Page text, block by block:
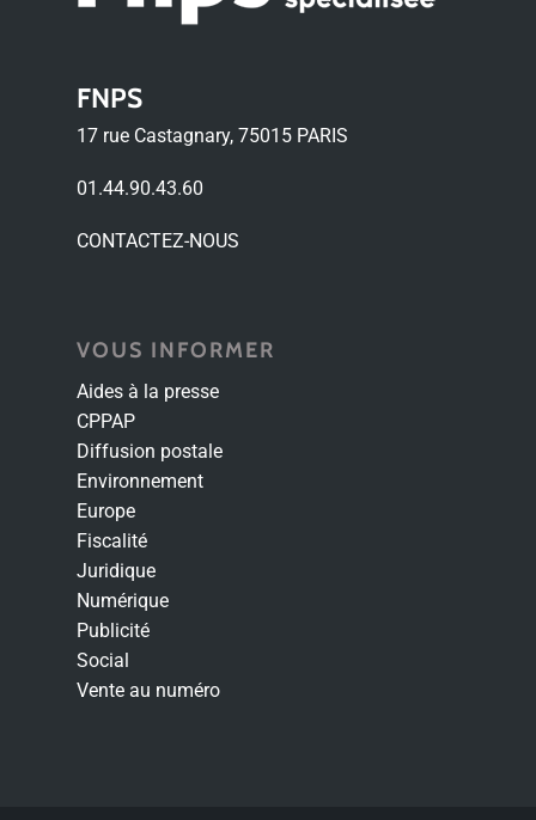
FNPS
17 rue Castagnary, 75015 PARIS
01.44.90.43.60
CONTACTEZ-NOUS
VOUS INFORMER
Aides à la presse
CPPAP
Diffusion postale
Environnement
Europe
Fiscalité
Juridique
Numérique
Publicité
Social
Vente au numéro